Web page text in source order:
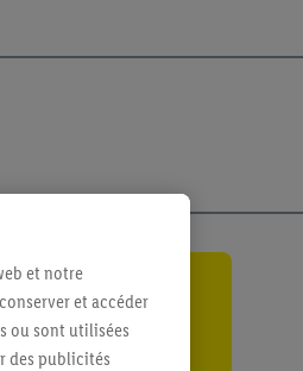
et notre
et accéder
ou sont utilisées
des publicités